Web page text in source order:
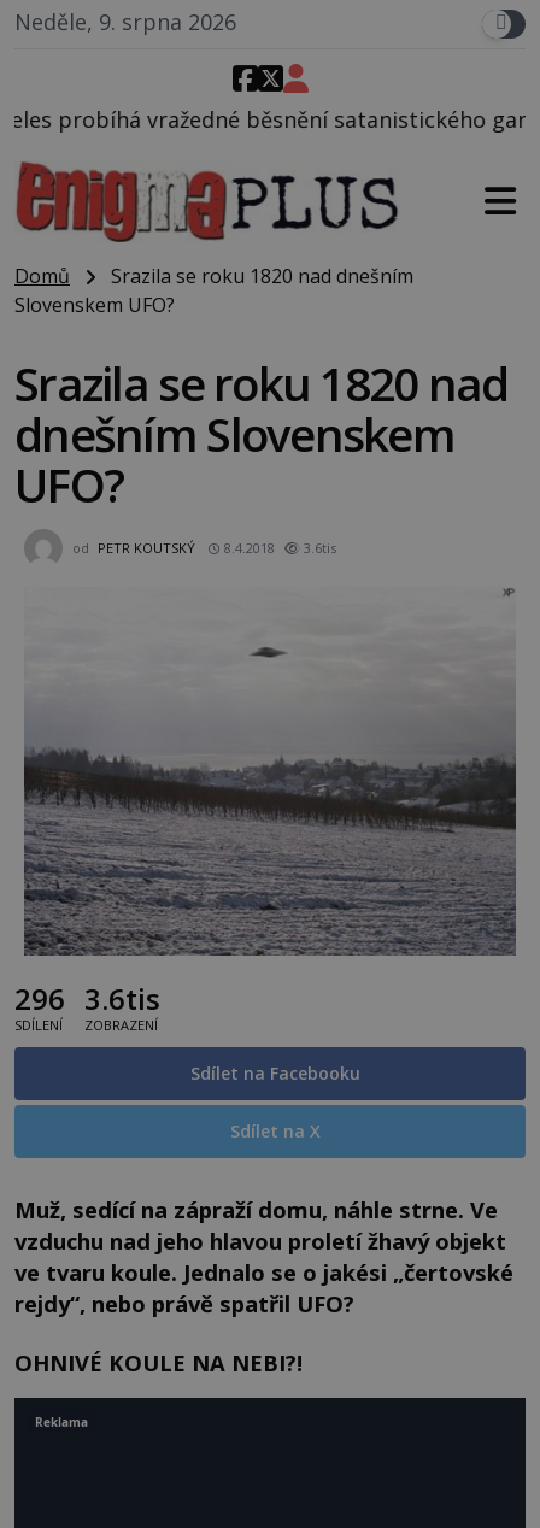
Neděle, 9. srpna 2026
běsnění satanistického gangu vedeného
Domů
Srazila se roku 1820 nad dnešním
Slovenskem UFO?
Srazila se roku 1820 nad
dnešním Slovenskem
UFO?
od PETR KOUTSKÝ 8.4.2018 3.6tis
296
SDÍLENÍ
3.6tis
ZOBRAZENÍ
Sdílet na Facebooku
Sdílet na X
Muž, sedící na zápraží domu, náhle strne. Ve
vzduchu nad jeho hlavou proletí žhavý objekt
ve tvaru koule. Jednalo se o jakési „čertovské
rejdy“, nebo právě spatřil UFO?
OHNIVÉ KOULE NA NEBI?!
Reklama